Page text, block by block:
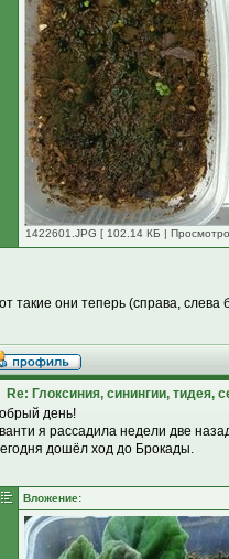
1422601.JPG [ 102.14 КБ |
такие они теперь (справа,
Re: Глоксиния, синингии, тидея,
день!
я рассадила недели две
дошёл ход до Брокады.
Вложение: